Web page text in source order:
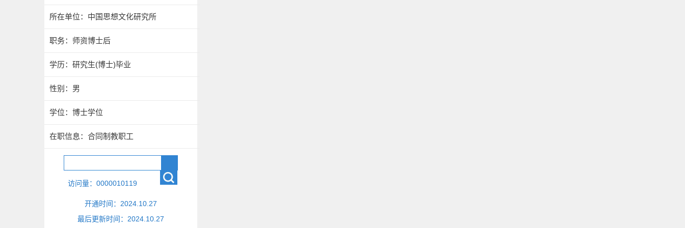
所在单位：中国思想文化研究所
职务：师资博士后
学历：研究生(博士)毕业
性别：男
学位：博士学位
在职信息：合同制教职工
访问量： 0000010119
开通时间： 2024 10 27
最后更新时间： 2024 10 27